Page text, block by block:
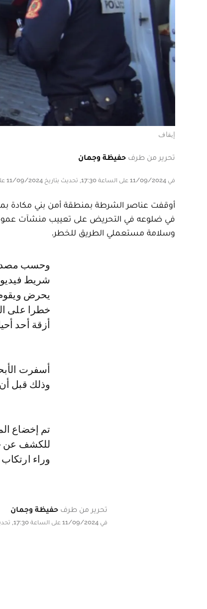
إيقاف
تحرير من طرف حفيظة وجمان
في 11/09/2024 على الساعة 17:30, تحديث بتاريخ 11/09/2024 على الساعة 17:30
في ضلوعه في التحريض على تعييب منشآت
وسلامة مستعملي الطريق للخطر.
وحسب مصدر لـle360، فإن مصالح اليقظة المعلوماتية للأمن الوطني رصدت
شريط
يحرض ويقوم
خطرا على
أزقة أحد
أسفرت
وذلك قبل أن
تم إخضاع
للكشف عن
وراء
تحرير من طرف حفيظة وجمان
في 11/09/2024 على الساعة 17:30, تحديث بتاريخ 11/09/2024 على الساعة 17:30